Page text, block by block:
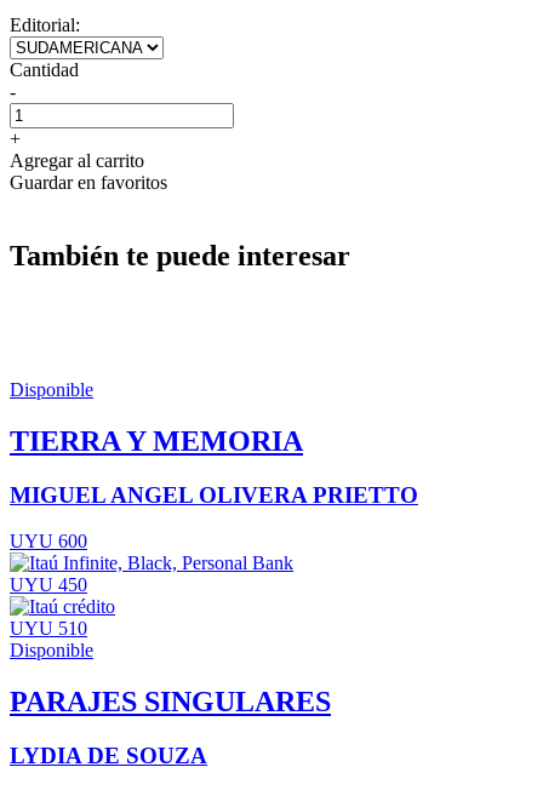
Editorial:
Cantidad
-
+
Agregar al carrito
Guardar en favoritos
También te puede interesar
Disponible
TIERRA Y MEMORIA
MIGUEL ANGEL OLIVERA PRIETTO
UYU 600
UYU 450
UYU 510
Disponible
PARAJES SINGULARES
LYDIA DE SOUZA